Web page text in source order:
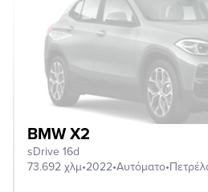
BMW X2
sDrive 16d
73.692 χλμ•2022•Αυτόματο•